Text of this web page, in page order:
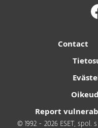
Contact
Report
© 1992 - 2026 ESET, spol.